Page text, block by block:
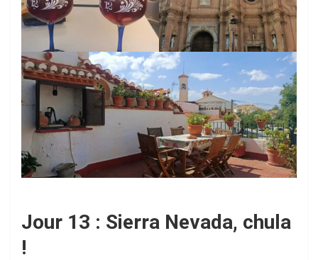
Jour 13 : Sierra Nevada, chula
!